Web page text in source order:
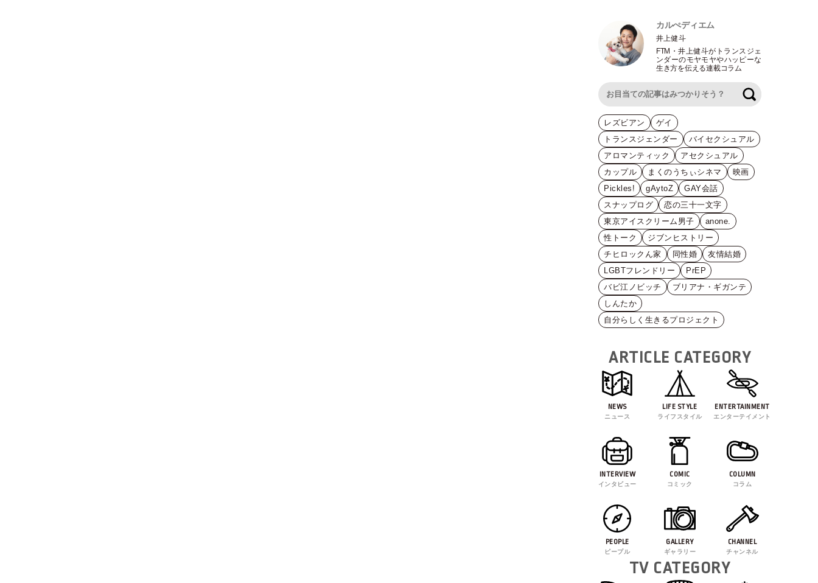
カルぺディエム
井上健斗
FTM ・井上健斗がトランスジェ
ンダーのモヤモヤやハッピーな
生き方を伝える連載コラム
レズビアン
ゲイ
トランスジェンダー
バイセクシュアル
アロマンティック
アセクシュアル
カップル
まくのうちぃシネマ
映画
Pickles!
gAytoZ
GAY会話
スナップログ
恋の三十一文字
東京アイスクリーム男子
anone.
性トーク
ジブンヒストリー
チヒロックん家
同性婚
友情結婚
LGBTフレンドリー
PrEP
バビ江ノビッチ
ブリアナ・ギガンテ
しんたか
自分らしく生きるプロジェクト
ARTICLE CATEGORY
NEWS
ニュース
LIFE STYLE
ライフスタイル
ENTERTAINMENT
エンターテイメント
INTERVIEW
インタビュー
COMIC
コミック
COLUMN
コラム
PEOPLE
ピープル
GALLERY
ギャラリー
CHANNEL
チャンネル
TV CATEGORY